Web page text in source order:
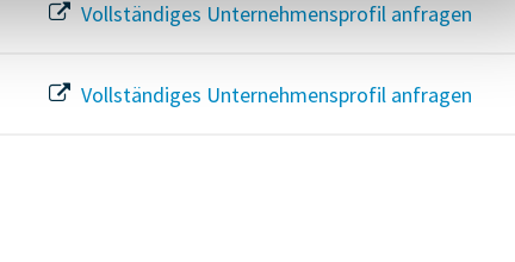
Vollständiges Unternehmensprofil anfragen
Vollständiges Unternehmensprofil anfragen